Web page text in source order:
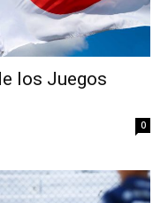
los Juegos
0